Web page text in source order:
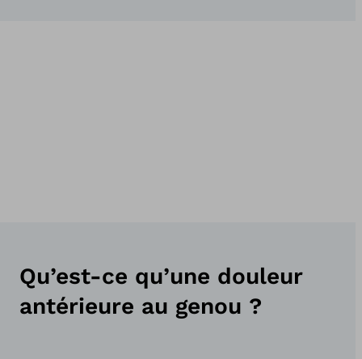
Qu’est-ce qu’une douleur
antérieure au genou ?